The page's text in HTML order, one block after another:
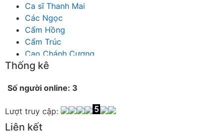
Ca sĩ Thanh Mai
Các Ngọc
Cẩm Hồng
Cẩm Trúc
Cao Chánh Cương
Cao Nhật Quyên
Chích Chị
Chu Trầm Nguyên Minh
Cò Bằng
Thống kê
Số người online: 3
Lượt truy cập:
Liên kết